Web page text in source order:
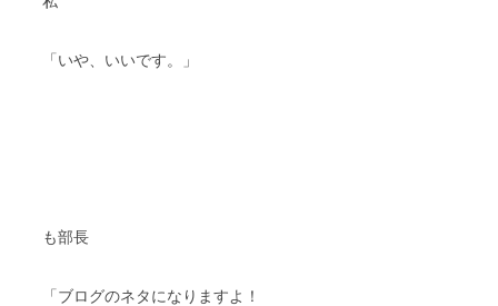
「いや、いいです。」
も部長
「ブログのネタになりますよ！